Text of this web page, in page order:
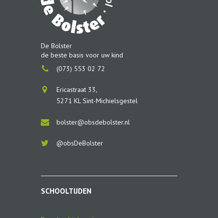
De Bolster
de beste basis voor uw kind
(073) 553 02 72
Ericastraat 33,
5271 KL Sint-Michielsgestel
bolster@obsdebolster.nl
@obsDeBolster
SCHOOLTIJDEN